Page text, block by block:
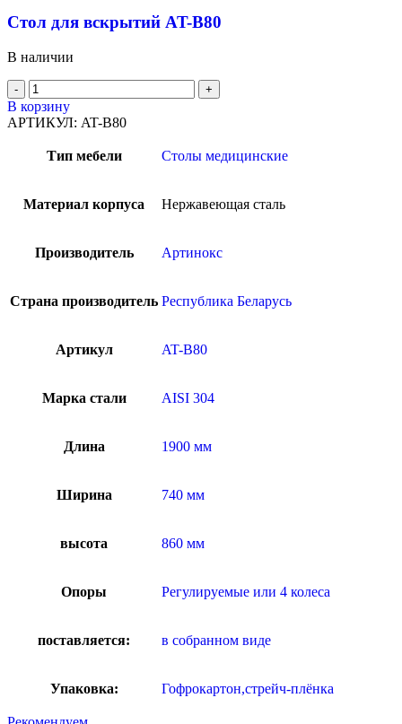
Стол для вскрытий AT-B80
В наличии
В корзину
АРТИКУЛ: AT-B80
Тип мебели Столы медицинские
Материал корпуса Нержавеющая сталь
Производитель Артинокс
Страна производитель Республика Беларусь
Артикул AT-B80
Марка стали AISI 304
Длина 1900 мм
Ширина 740 мм
высота 860 мм
Опоры Регулируемые или 4 колеса
поставляется: в собранном виде
Упаковка: Гофрокартон,стрейч-плёнка